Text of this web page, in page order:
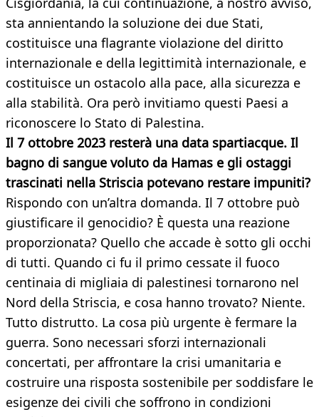
sta annientando la soluzione dei due Stati,
costituisce una flagrante violazione del diritto
internazionale e della legittimità internazionale, e
costituisce un ostacolo alla pace, alla sicurezza e
alla stabilità. Ora però invitiamo questi Paesi a
riconoscere lo Stato di Palestina.
Il 7 ottobre 2023 resterà una data spartiacque. Il
bagno di sangue voluto da Hamas e gli ostaggi
trascinati nella Striscia potevano restare impuniti?
Rispondo con un’altra domanda. Il 7 ottobre può
giustificare il genocidio? È questa una reazione
proporzionata? Quello che accade è sotto gli occhi
di tutti. Quando ci fu il primo cessate il fuoco
centinaia di migliaia di palestinesi tornarono nel
Nord della Striscia, e cosa hanno trovato? Niente.
Tutto distrutto. La cosa più urgente è fermare la
guerra. Sono necessari sforzi internazionali
concertati, per affrontare la crisi umanitaria e
costruire una risposta sostenibile per soddisfare le
esigenze dei civili che soffrono in condizioni